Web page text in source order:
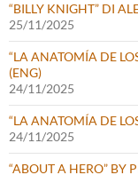
“BILLY KNIGHT” DI
25/11/2025
“LA ANATOMÍA DE
(ENG)
24/11/2025
“LA ANATOMÍA DE
24/11/2025
“ABOUT A HERO” BY